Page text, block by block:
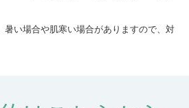
暑い場合や肌寒い場合がありますので、対